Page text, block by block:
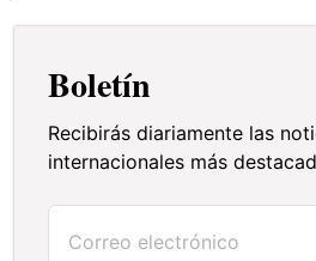
Boletín
Recibirás diariamente las
internacionales más